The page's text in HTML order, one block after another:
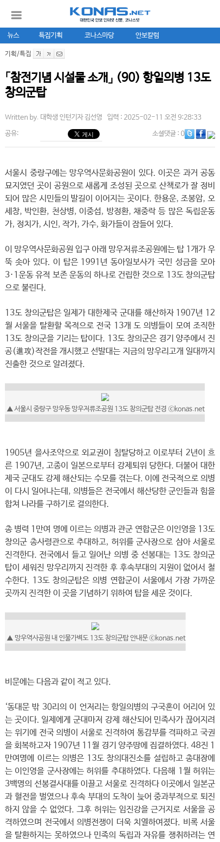
뉴스 특집기획 코나스마당 안보칼럼
기획/특집
「참전기념 시설물 소개」 (90) 항일의병 13도
창의군탑
Written by. 대학생 인턴기자 김선영 입력 : 2025-02-11 오전 9:28:33
공유: 소셜댓글: 0
서울시 중랑구에는 망우역사문화공원이 있다. 이곳은 과거 공동
묘지였던 곳이 공원으로 새롭게 조성된 곳으로 산책로가 잘 정비
되어 많은 시민들의 발길이 이어지는 곳이다. 한용운, 조봉암, 오
세창, 박인환, 천상병, 이중섭, 방정환, 채중락 등 많은 독립운동
가, 정치가, 시인, 작가, 가수, 화가들이 잠들어 있다.
이 망우역사문화공원 입구 아래 망우저류조공원에는 탑 1개가 우
뚝 솟아 있다. 이 탑은 1991년 동아일보사가 국민 성금을 모아
3·1운동 유적 보존 운동의 하나로 건립한 것으로 13도 창의군탑
으로 불린다.
13도 창의군탑은 일제가 대한제국 군대를 해산하자 1907년 12
월 서울을 탈환할 목적으로 전국 13개 도 의병들이 모여 조직한
13도 창의군을 기리는 탑이다. 13도 창의군은 경기 양주에서 진
공(進攻)작전을 개시했고 선발대는 지금의 망우리고개 일대까지
진출한 것으로 알려졌다.
▲서울시 중랑구 망우동 망우저류조공원 13도 창의군탑 전경 ⓒkonas.net
1905년 을사조약으로 외교권이 침탈당하고 이로부터 2년이 흐
른 1907년, 고종이 일본으로부터 강제퇴위 당한다. 더불어 대한
제국 군대도 강제 해산되는 수모를 겪는다. 이에 전국적으로 의병
이 다시 일어나는데, 의병들은 전국에서 해산당한 군인들과 힘을
합쳐 나라를 구하기로 결의한다.
총 병력 1만여 명에 이르는 의병과 관군 연합군은 이인영을 13도
창의군 총사령관으로 추대하고, 허위를 군사장으로 삼아 서울로
진격한다. 전국에서 들고 일어난 의병 중 선봉대는 13도 창의군
탑이 세워진 망우리까지 진격한 후 후속부대의 지원이 없어서 철
수한다. 13도 창의군탑은 의병 연합군이 서울에서 가장 가까운
곳까지 진격한 이 곳을 기념하기 위하여 탑을 세운 것이다.
▲ 망우역사공원 내 인물가벽도 13도 창의군탑 안내문ⓒkonas.net
비문에는 다음과 같이 적고 있다.
‘동대문 밖 30리의 이 언저리는 항일의병의 구국혼이 어리어 있
는 곳이다. 일제에게 군대마저 강제 해산되어 민족사가 끊어지려
는 위기에 전국 의병이 서울로 진격하여 통감부를 격파하고 국권
을 회복하고자 1907년 11월 경기 양주땅에 집결하였다. 48진 1
만여명에 이르는 의병은 13도 창의대진소를 설립하고 총대장에
는 이인영을 군사장에는 허위를 추대하였다. 다음해 1월 허위는
3백명의 선봉결사대를 이끌고 서울로 진격하다 이곳에서 일본군
과 혈전을 벌였으나 후속 부대의 도착이 늦어 중과부적으로 퇴진
하지 않을 수 없었다. 그후 허위는 임진강을 근거지로 서울을 공
격하였으며 전국에서 의병전쟁이 더욱 치열하여졌다. 비록 서울
을 탈환하지는 못하였으나 민족의 독립과 자유를 쟁취하려는 연